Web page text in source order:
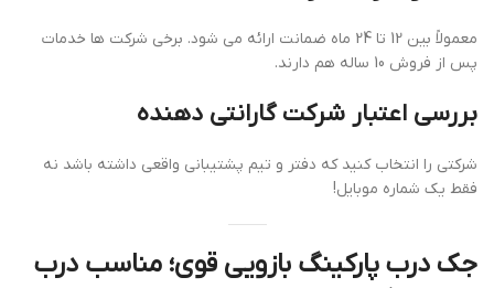
معمولاً بین 12 تا 24 ماه ضمانت ارائه می شود. برخی شرکت ها خدمات
پس از فروش 10 ساله هم دارند.
بررسی اعتبار شرکت گارانتی دهنده
شرکتی را انتخاب کنید که دفتر و تیم پشتیبانی واقعی داشته باشد نه
فقط یک شماره موبایل!
جک درب پارکینگ بازویی قوی؛ مناسب درب